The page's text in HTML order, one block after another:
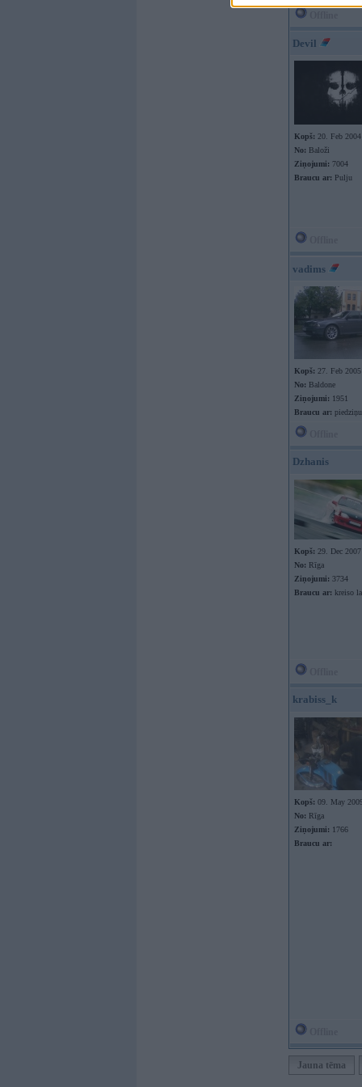
Devil
Kopš: 20. Feb 2004
No: Baloži
Ziņojumi: 7004
Braucu ar: Pulju
vadims
Kopš: 27. Feb 2005
No: Baldone
Ziņojumi: 1951
Braucu ar: piedziņu
Dzhanis
Kopš: 29. Dec 2007
No: Rīga
Ziņojumi: 3734
Braucu ar: kreiso
krabiss_k
Kopš: 09. May
No: Rīga
Ziņojumi: 1766
Braucu ar:
Jauna tēma